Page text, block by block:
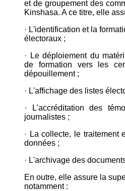
et de groupement des
Kinshasa. A ce titre, elle
· L'identification et la
électoraux ;
· Le déploiement du
de formation vers les
dépouillement ;
· L'affichage des listes
· L'accréditation des
journalistes ;
· La collecte, le traitement
données ;
· L'archivage des
En outre, elle assure la
notamment :